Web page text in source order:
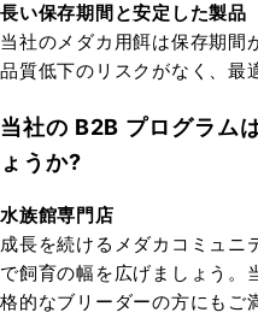
長い保存期間と安定した製品
当社のメダカ用餌は保存期間
品質低下のリスクがなく、最
当社の B2B プログラム
ょうか?
水族館専門店
成長を続けるメダカコミュニ
で飼育の幅を広げましょう。
格的なブリーダーの方にもご